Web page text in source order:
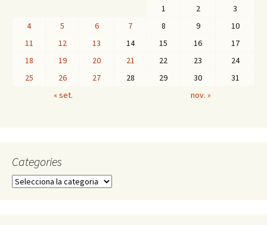
« set. nov. »
1 2
3
4
5 6 7 8 9
10
11
12 13 14 15 16
17
18
19 20 21 22 23
24
25
26 27 28 29 30 31
Categories
C